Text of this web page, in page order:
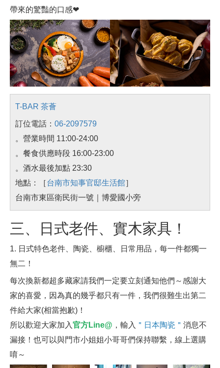
帶來的驚豔的口感❤
T-BAR 茶薈
訂位電話： 06-2097579
。營業時間 11:00-24:00
。餐食供應時段 16:00-23:00
。酒水最後加點 23:30
地點：［台南市知事官邸生活館］
台南市東區衛民街一號｜博愛國小旁
三、日式老件、實木家具！
1. 日式特色老件、陶瓷、櫥櫃、日常用品，每一件都獨一
無二！
每次換新都超多藏家請我們一定要立刻通知他們～感謝大
家的喜愛，因為真的幾乎都只有一件，我們很難生出第二
件給大家(相當抱歉)！
所以歡迎大家加入官方Line@ ，輸入 ＂日本陶瓷＂ 消息不
漏接！也可以與門市小姐姐小哥哥們保持聯繫，線上選購
唷～